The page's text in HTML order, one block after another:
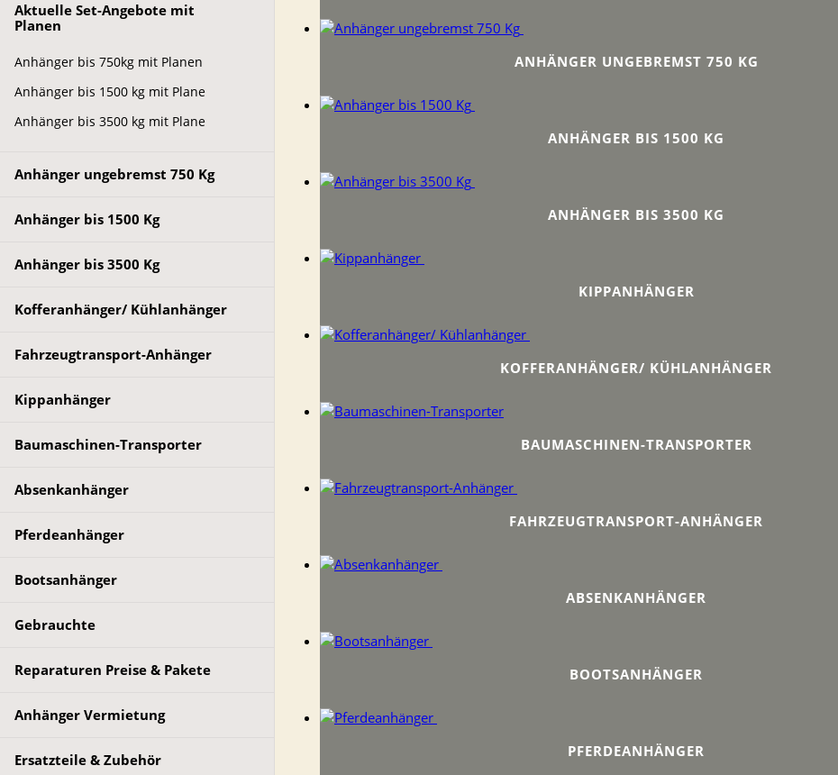
Aktuelle Set-Angebote mit
Planen
Anhänger bis 750kg mit Planen
Anhänger bis 1500 kg mit Plane
Anhänger bis 3500 kg mit Plane
Anhänger ungebremst 750 Kg
Anhänger bis 1500 Kg
Anhänger bis 3500 Kg
Kofferanhänger/ Kühlanhänger
Fahrzeugtransport-Anhänger
Kippanhänger
Baumaschinen-Transporter
Absenkanhänger
Pferdeanhänger
Bootsanhänger
Gebrauchte
Reparaturen Preise & Pakete
Anhänger Vermietung
Ersatzteile & Zubehör
ANHÄNGER UNGEBREMST 750 KG
ANHÄNGER BIS 1500 KG
ANHÄNGER BIS 3500 KG
KIPPANHÄNGER
KOFFERANHÄNGER/ KÜHLANHÄNGER
BAUMASCHINEN-TRANSPORTER
FAHRZEUGTRANSPORT-ANHÄNGER
ABSENKANHÄNGER
BOOTSANHÄNGER
PFERDEANHÄNGER